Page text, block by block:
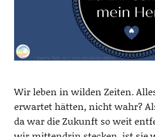
Wir leben in wilden Zeiten.
erwartet hätten, nicht wahr?
da war die Zukunft so weit